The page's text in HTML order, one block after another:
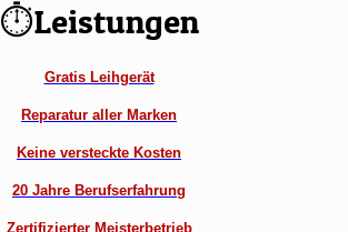
⏱Leistungen
Gratis Leihgerät
Reparatur aller Marken
Keine versteckte Kosten
20 Jahre Berufserfahrung
Zertifizierter Meisterbetrieb